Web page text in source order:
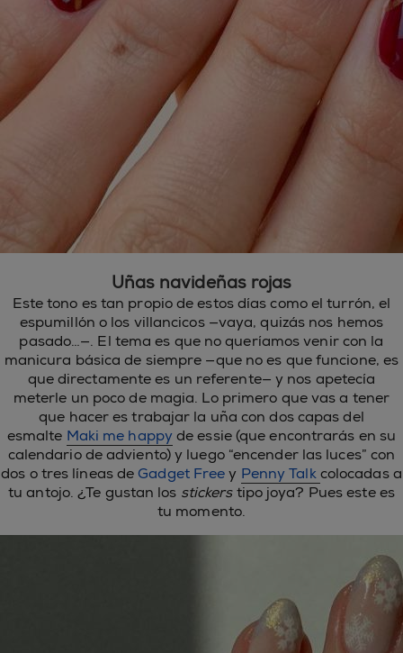
Uñas navideñas rojas
Este tono es tan propio de estos días como el turrón, el
espumillón o los villancicos —vaya, quizás nos hemos
pasado…—. El tema es que no queríamos venir con la
manicura básica de siempre —que no es que funcione, es
que directamente es un referente— y nos apetecía
meterle un poco de magia. Lo primero que vas a tener
que hacer es trabajar la uña con dos capas del
esmalte Maki me happyde essie (que encontrarás en su
calendario de adviento) y luego “encender las luces” con
dos o tres líneas de Gadget Freey Penny Talkcolocadas a
tu antojo. ¿Te gustan los stickerstipo joya? Pues este es
tu momento.